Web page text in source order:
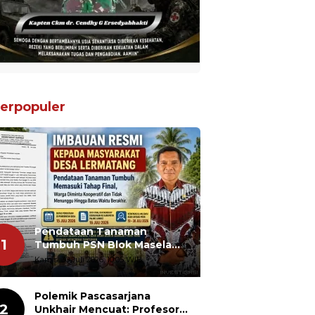
1
Pendataan Tanaman
Tumbuh PSN Blok Masela
Segera Ditutup, Warga
Lermatang Diminta Tidak
Kamis, 30 Juli 2026, 10:05 WIB
Polemik Pascasarjana
Unkhair Mencuat: Profesor